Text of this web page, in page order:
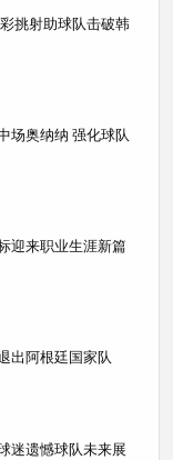
挑射助球队击破韩
场奥纳纳 强化球队
迎来职业生涯新篇
出阿根廷国家队
迷遗憾球队未来展